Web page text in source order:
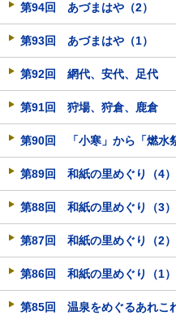
第94回 あづまはや（2）
第93回 あづまはや（1）
第92回 網代、安代、足代
第91回 狩場、狩倉、鹿倉
第90回 「小寒」から「燃水
第89回 和紙の里めぐり（4）
第88回 和紙の里めぐり（3）
第87回 和紙の里めぐり（2）
第86回 和紙の里めぐり（1）
第85回 温泉をめぐるあれこ